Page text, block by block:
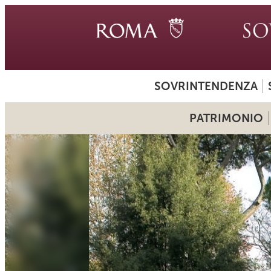
SOVRINTENDENZA
PATRIMONIO